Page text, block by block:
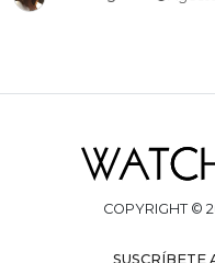
COPYRIGHT ©
SUSCRÍBETE